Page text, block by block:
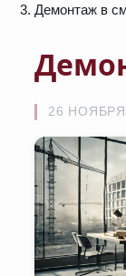
Демонтаж в
26 НОЯБРЯ